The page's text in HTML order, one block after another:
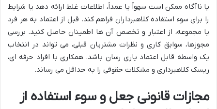
یا ناآگاه ممکن است سهواً یا عمداً، اطلاعات غلط ارائه دهد یا شرایط
را برای سوء استفاده کلاهبرداران فراهم کند. قبل از اعتماد به هر فرد
یا مجموعه، از اعتبار و تخصص آن ها اطمینان حاصل کنید. بررسی
مجوزها، سوابق کاری و نظرات مشتریان قبلی، می تواند در انتخاب
یک واسطه قابل اعتماد یاری رسان باشد. همکاری با افراد حرفه ای،
ریسک کلاهبرداری و مشکلات حقوقی را به حداقل می رساند.
مجازات قانونی جعل و سوء استفاده از